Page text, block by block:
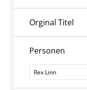
Orginal Titel
Personen
Personen